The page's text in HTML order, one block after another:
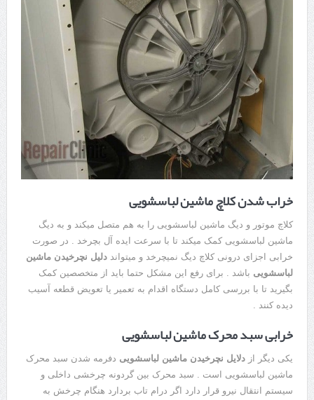
خراب شدن کلاچ ماشین لباسشویی
کلاچ موتور و دیگ ماشین لباسشویی را به هم متصل میکند و به دیگ
ماشین لباسشویی کمک میکند تا با سرعت ایده آل بچرخد . در صورت
خرابی اجزای درونی کلاچ دیگ نمیچرخد و میتواند دلیل نچرخیدن ماشین
لباسشویی باشد . برای رفع این مشکل حتما باید از متخصصین کمک
بگیرید تا با بررسی کامل دستگاه اقدام به تعمیر یا تعویض قطعه آسیب
دیده کنند .
خرابی سبد محرک ماشین لباسشویی
یکی دیگر از دلایل نچرخیدن ماشین لباسشویی دفرمه شدن سبد محرک
ماشین لباسشویی است . سبد محرک بین گردونه چرخشی داخلی و
سیستم انتقال نیرو قرار دارد اگر درام تاب بردارد هنگام چرخش به